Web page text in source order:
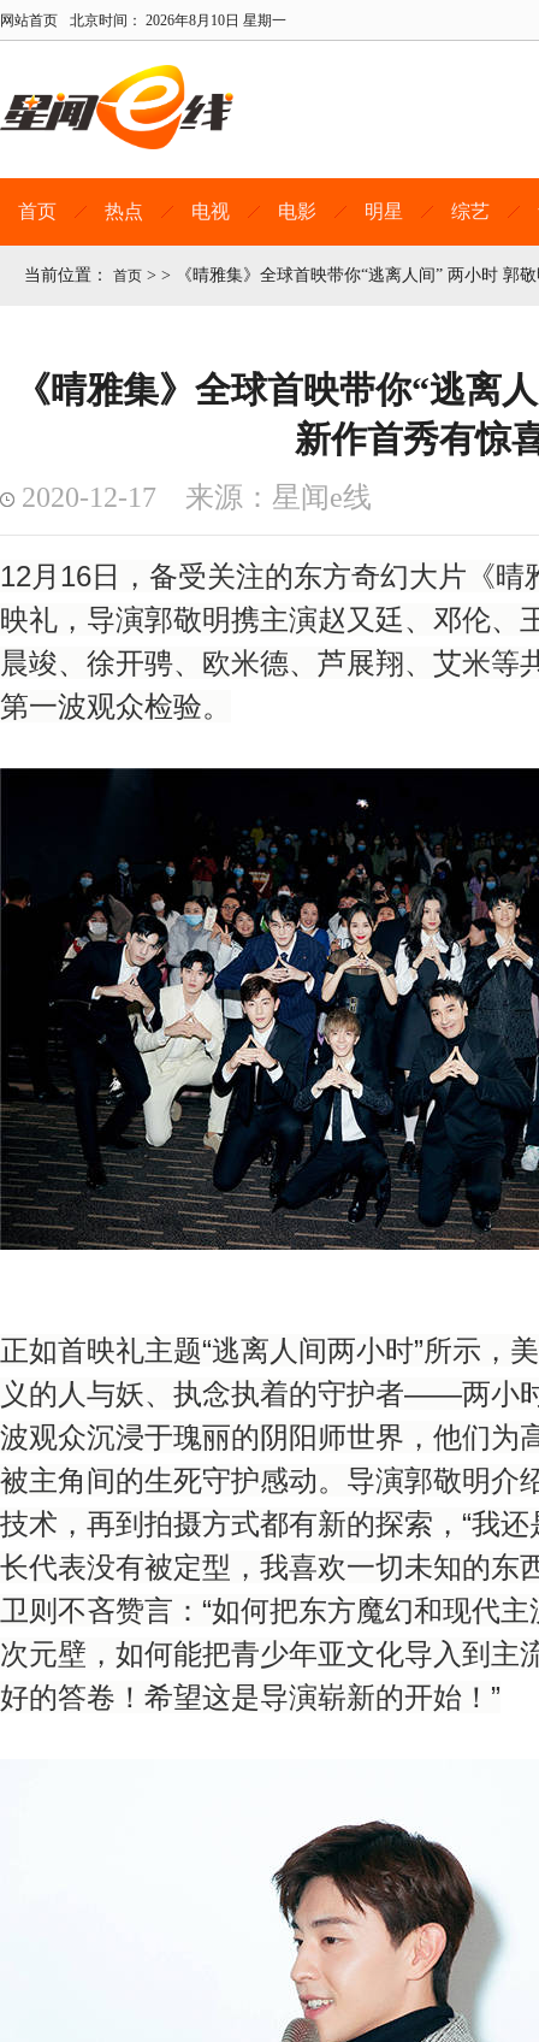
网站首页 北京时间： 2026年8月10日 星期一
首页 热点 电视 电影 明星 综艺
当前位置： 首页 > > 《晴雅集》全球首映带你“逃离人间” 两小时 郭
《晴雅集》全球首映带你“逃离
新作首秀有惊
2020-12-17 来源：星闻e线
12月16日，备受关注的东方奇幻大片《晴
映礼，导演郭敬明携主演赵又廷、邓伦、
晨竣、徐开骋、欧米德、芦展翔、艾米等
第一波观众检验。
正如首映礼主题“逃离人间两小时”所示，
义的人与妖、执念执着的守护者——两小
波观众沉浸于瑰丽的阴阳师世界，他们为
被主角间的生死守护感动。导演郭敬明介
技术，再到拍摄方式都有新的探索，“我
长代表没有被定型，我喜欢一切未知的东
卫则不吝赞言：“如何把东方魔幻和现代
次元壁，如何能把青少年亚文化导入到主
好的答卷！希望这是导演崭新的开始！”